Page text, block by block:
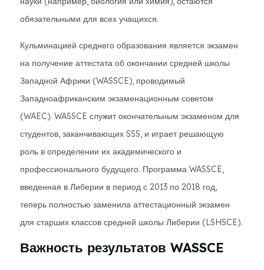
обязательными для всех учащихся.
Кульминацией среднего образования является экзамен
на получение аттестата об окончании средней школы
Западной Африки (WASSCE), проводимый
Западноафриканским экзаменационным советом
(WAEC). WASSCE служит окончательным экзаменом для
студентов, заканчивающих SSS, и играет решающую
роль в определении их академического и
профессионального будущего. Программа WASSCE,
введенная в Либерии в период с 2013 по 2018 год,
теперь полностью заменила аттестационный экзамен
для старших классов средней школы Либерии (LSHSCE).
Важность результатов WASSCE